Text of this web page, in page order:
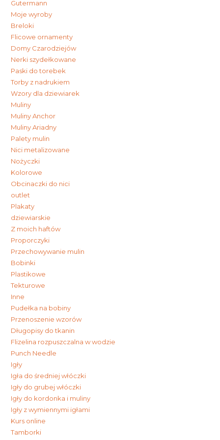
Gutermann
Moje wyroby
Breloki
Flicowe ornamenty
Domy Czarodziejów
Nerki szydełkowane
Paski do torebek
Torby z nadrukiem
Wzory dla dziewiarek
Muliny
Muliny Anchor
Muliny Ariadny
Palety mulin
Nici metalizowane
Nożyczki
Kolorowe
Obcinaczki do nici
outlet
Plakaty
dziewiarskie
Z moich haftów
Proporczyki
Przechowywanie mulin
Bobinki
Plastikowe
Tekturowe
Inne
Pudełka na bobiny
Przenoszenie wzorów
Długopisy do tkanin
Flizelina rozpuszczalna w wodzie
Punch Needle
Igły
Igła do średniej włóczki
Igły do grubej włóczki
Igły do kordonka i muliny
Igły z wymiennymi igłami
Kurs online
Tamborki